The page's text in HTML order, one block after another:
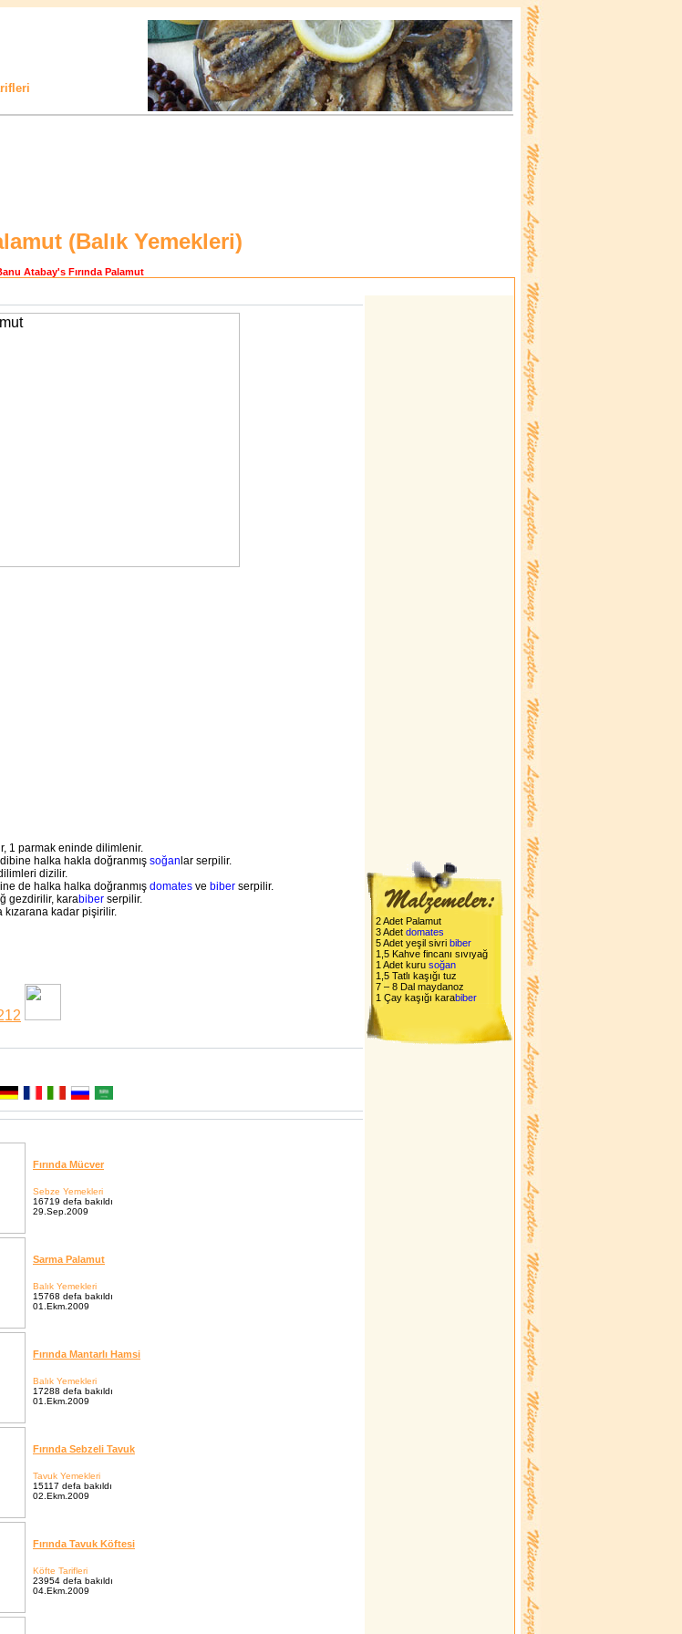
(Balık Yemekleri)
Atabay's Fırında Palamut
1 parmak eninde dilimlenir.
halka hakla doğranmış soğan lar serpilir.
dizilir.
de halka halka doğranmış domates ve biber serpilir.
gezdirilir, karabiber serpilir.
kızarana kadar pişirilir.
Fırında Mücver
Sebze Yemekleri
16719 defa bakıldı
29.Sep.2009
Sarma Palamut
Balık Yemekleri
15768 defa bakıldı
01.Ekm.2009
Fırında Mantarlı Hamsi
Balık Yemekleri
17288 defa bakıldı
01.Ekm.2009
Fırında Sebzeli Tavuk
Tavuk Yemekleri
15117 defa bakıldı
02.Ekm.2009
Fırında Tavuk Köftesi
Köfte Tarifleri
23954 defa bakıldı
04.Ekm.2009
2 Adet Palamut
3 Adet domates
5 Adet yeşil sivri biber
1,5 Kahve fincanı sıvıyağ
1 Adet kuru soğan
1,5 Tatlı kaşığı tuz
7 – 8 Dal maydanoz
1 Çay kaşığı karabiber